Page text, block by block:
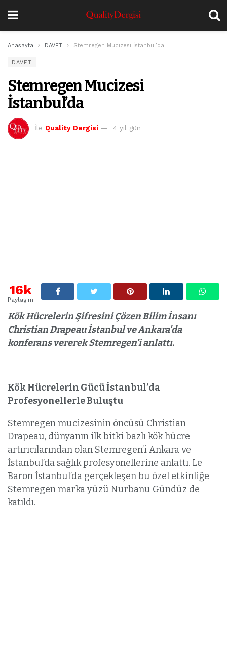
Anasayfa DAVET Stemregen Mucizesi İstanbul’da
DAVET
Stemregen Mucizesi
İstanbul’da
İle Quality Dergisi 4 yıl gün
16k
Paylaşım
Kök Hücrelerin Şifresini Çözen Bilim İnsanı
Christian Drapeau İstanbul ve Ankara’da
konferans vererek Stemregen’i anlattı.
Kök Hücrelerin Gücü İstanbul’da
Profesyonellerle Buluştu
Stemregen mucizesinin öncüsü Christian
Drapeau, dünyanın ilk bitki bazlı kök hücre
artırıcılarından olan Stemregen’i Ankara ve
İstanbul’da sağlık profesyonellerine anlattı. Le
Baron İstanbul’da gerçekleşen bu özel etkinliğe
Stemregen marka yüzü Nurbanu Gündüz de
katıldı.